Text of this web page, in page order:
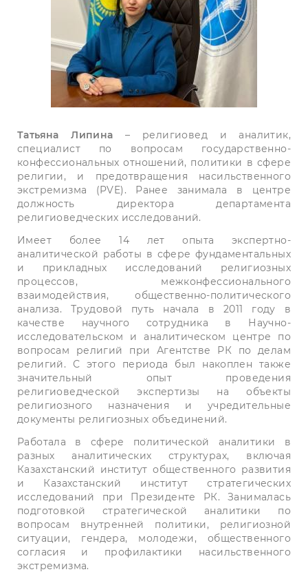
Татьяна Липина – религиовед и аналитик,
специалист по вопросам государственно-
конфессиональных отношений, политики в сфере
религии, и предотвращения насильственного
экстремизма (PVE). Ранее занимала в центре
должность директора департамента
религиоведческих исследований.
Имеет более 14 лет опыта экспертно-
аналитической работы в сфере фундаментальных
и прикладных исследований религиозных
процессов, межконфессионального
взаимодействия, общественно-политического
анализа. Трудовой путь начала в 2011 году в
качестве научного сотрудника в Научно-
исследовательском и аналитическом центре по
вопросам религий при Агентстве РК по делам
религий. С этого периода был накоплен также
значительный опыт проведения
религиоведческой экспертизы на объекты
религиозного назначения и учредительные
документы религиозных объединений.
Работала в сфере политической аналитики в
разных аналитических структурах, включая
Казахстанский институт общественного развития
и Казахстанский институт стратегических
исследований при Президенте РК. Занималась
подготовкой стратегической аналитики по
вопросам внутренней политики, религиозной
ситуации, гендера, молодежи, общественного
согласия и профилактики насильственного
экстремизма.